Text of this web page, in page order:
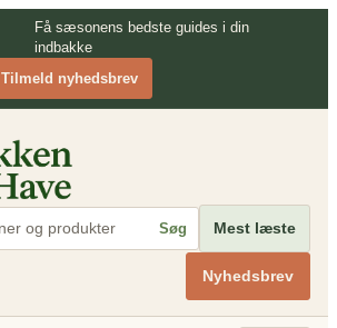
Få sæsonens bedste guides i din
indbakke
Tilmeld nyhedsbrev
Søg Mest læste
Nyhedsbrev